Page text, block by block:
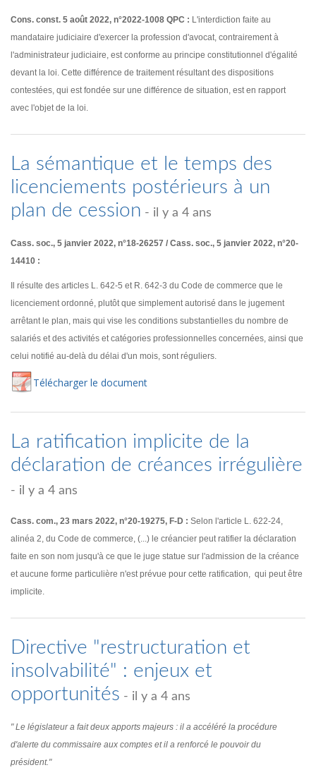
Cons. const. 5 août 2022, n°2022-1008 QPC : L'interdiction faite au
mandataire judiciaire d'exercer la profession d'avocat, contrairement à
l'administrateur judiciaire, est conforme au principe constitutionnel d'égalité
devant la loi. Cette différence de traitement résultant des dispositions
contestées, qui est fondée sur une différence de situation, est en rapport
avec l'objet de la loi.
La sémantique et le temps des
licenciements postérieurs à un
plan de cession - il y a 4 ans
Cass. soc., 5 janvier 2022, n°18-26257 / Cass. soc., 5 janvier 2022, n°20-
14410 :
Il résulte des articles L. 642-5 et R. 642-3 du Code de commerce que le
licenciement ordonné, plutôt que simplement autorisé dans le jugement
arrêtant le plan, mais qui vise les conditions substantielles du nombre de
salariés et des activités et catégories professionnelles concernées, ainsi que
celui notifié au-delà du délai d'un mois, sont réguliers.
Télécharger le document
La ratification implicite de la
déclaration de créances irrégulière
- il y a 4 ans
Cass. com., 23 mars 2022, n°20-19275, F-D : Selon l'article L. 622-24,
alinéa 2, du Code de commerce, (...) le créancier peut ratifier la déclaration
faite en son nom jusqu'à ce que le juge statue sur l'admission de la créance
et aucune forme particulière n'est prévue pour cette ratification, qui peut être
implicite.
Directive "restructuration et
insolvabilité" : enjeux et
opportunités - il y a 4 ans
" Le législateur a fait deux apports majeurs : il a accéléré la procédure
d'alerte du commissaire aux comptes et il a renforcé le pouvoir du
président."